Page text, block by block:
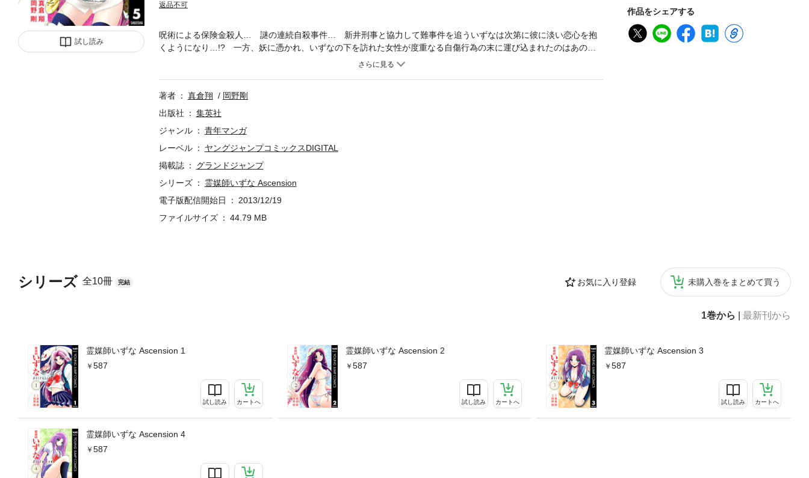
試し読み
返品不可
作品をシェアする
シリーズ 全10冊 完結 お気に入り登録 未購入巻をまとめて買う
1巻から 最新刊から
霊媒師いずな Ascension 1
587
試し読み カートへ
霊媒師いずな Ascension 2
587
試し読み カートへ
霊媒師いずな Ascension 3
587
試し読み カートへ
霊媒師いずな Ascension 4
587
呪術による保険金殺人… 謎の連続自殺事件… 新井刑事と協力して難事件を追ういずなは次第に彼に淡い恋心を抱
くようになり…!? 一方、妖に憑かれ、いずなの下を訪れた女性が度重なる自傷行為の末に運び込まれたのはあの因
著者 真倉翔
岡野剛
出版社
集英社
ジャンル
青年マンガ
レーベル
ヤングジャンプコミックスDIGITAL
掲載誌
グランドジャンプ
シリーズ
霊媒師いずな Ascension
電子版配信開始日
2013/12/19
ファイルサイズ
44.79 MB